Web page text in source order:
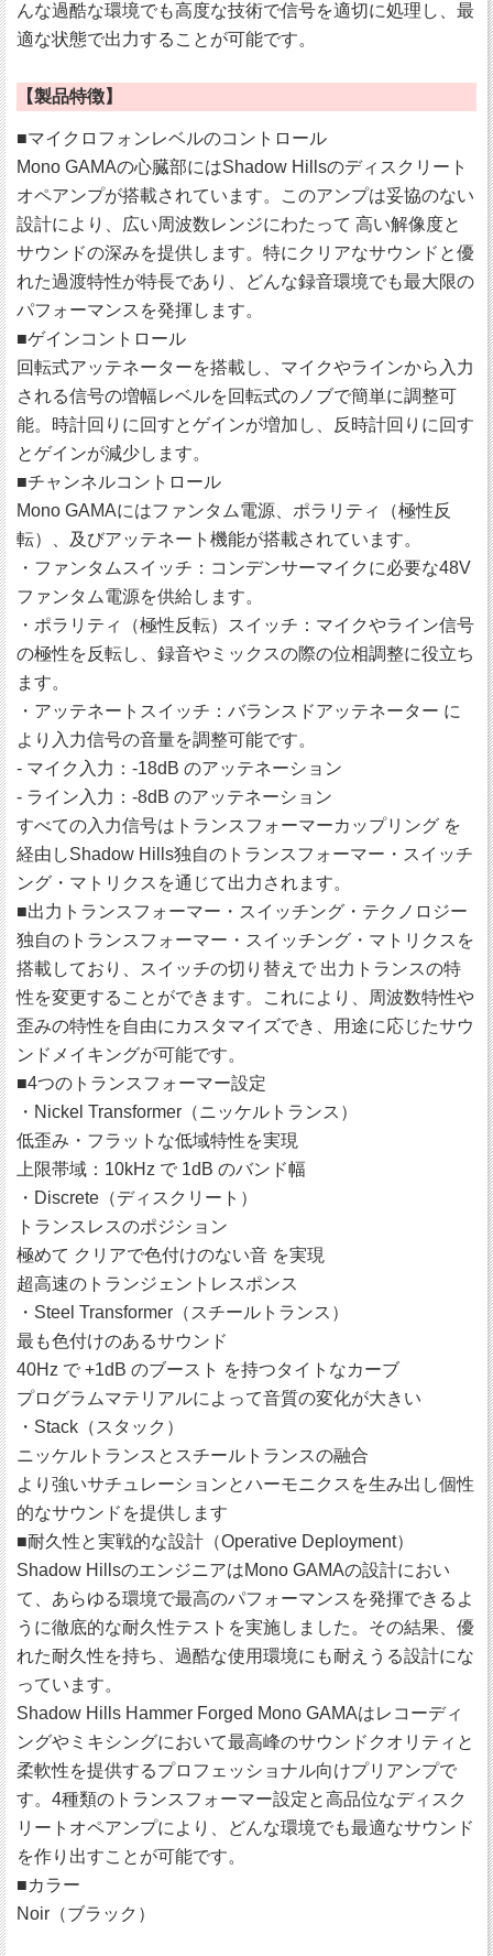
んな過酷な環境でも高度な技術で信号を適切に処理し、最
適な状態で出力することが可能です。
【製品特徴】
■マイクロフォンレベルのコントロール
Mono GAMAの心臓部にはShadow Hillsのディスクリート
オペアンプが搭載されています。このアンプは妥協のない
設計により、広い周波数レンジにわたって 高い解像度と
サウンドの深みを提供します。特にクリアなサウンドと優
れた過渡特性が特長であり、どんな録音環境でも最大限の
パフォーマンスを発揮します。
■ゲインコントロール
回転式アッテネーターを搭載し、マイクやラインから入力
される信号の増幅レベルを回転式のノブで簡単に調整可
能。時計回りに回すとゲインが増加し、反時計回りに回す
とゲインが減少します。
■チャンネルコントロール
Mono GAMAにはファンタム電源、ポラリティ（極性反
転）、及びアッテネート機能が搭載されています。
・ファンタムスイッチ：コンデンサーマイクに必要な48V
ファンタム電源を供給します。
・ポラリティ（極性反転）スイッチ：マイクやライン信号
の極性を反転し、録音やミックスの際の位相調整に役立ち
ます。
・アッテネートスイッチ：バランスドアッテネーター に
より入力信号の音量を調整可能です。
- マイク入力：-18dB のアッテネーション
- ライン入力：-8dB のアッテネーション
すべての入力信号はトランスフォーマーカップリング を
経由しShadow Hills独自のトランスフォーマー・スイッチ
ング・マトリクスを通じて出力されます。
■出力トランスフォーマー・スイッチング・テクノロジー
独自のトランスフォーマー・スイッチング・マトリクスを
搭載しており、スイッチの切り替えで 出力トランスの特
性を変更することができます。これにより、周波数特性や
歪みの特性を自由にカスタマイズでき、用途に応じたサウ
ンドメイキングが可能です。
■4つのトランスフォーマー設定
・Nickel Transformer（ニッケルトランス）
低歪み・フラットな低域特性を実現
上限帯域：10kHz で 1dB のバンド幅
・Discrete（ディスクリート）
トランスレスのポジション
極めて クリアで色付けのない音 を実現
超高速のトランジェントレスポンス
・Steel Transformer（スチールトランス）
最も色付けのあるサウンド
40Hz で +1dB のブースト を持つタイトなカーブ
プログラムマテリアルによって音質の変化が大きい
・Stack（スタック）
ニッケルトランスとスチールトランスの融合
より強いサチュレーションとハーモニクスを生み出し個性
的なサウンドを提供します
■耐久性と実戦的な設計（Operative Deployment）
Shadow HillsのエンジニアはMono GAMAの設計におい
て、あらゆる環境で最高のパフォーマンスを発揮できるよ
うに徹底的な耐久性テストを実施しました。その結果、優
れた耐久性を持ち、過酷な使用環境にも耐えうる設計にな
っています。
Shadow Hills Hammer Forged Mono GAMAはレコーディ
ングやミキシングにおいて最高峰のサウンドクオリティと
柔軟性を提供するプロフェッショナル向けプリアンプで
す。4種類のトランスフォーマー設定と高品位なディスク
リートオペアンプにより、どんな環境でも最適なサウンド
を作り出すことが可能です。
■カラー
Noir（ブラック）